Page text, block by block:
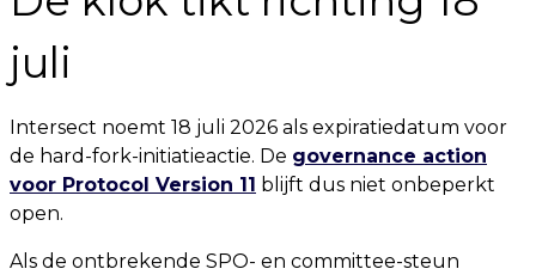
juli
Intersect noemt 18 juli 2026 als expiratiedatum voor
de hard-fork-initiatieactie. De governance action
voor Protocol Version 11 blijft dus niet onbeperkt
open.
Als de ontbrekende SPO- en committee-steun